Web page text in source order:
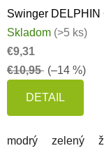
Swinger DELPHIN
Skladom (>5 ks)
€9,31
€10,95 (–14 %)
DETAIL
modrý zelený